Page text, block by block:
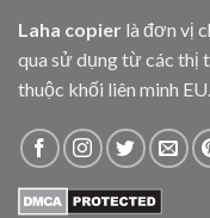
Laha copier là đơn vị
qua sử dụng từ các thị
thuộc khối liên minh EU.